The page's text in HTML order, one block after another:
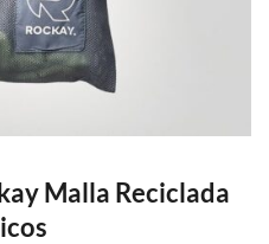
Malla Reciclada